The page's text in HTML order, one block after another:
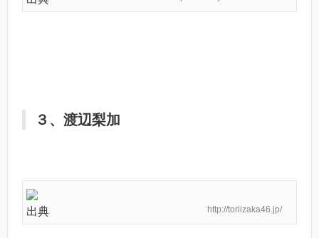
３、渡辺梨加
出典 http://toriizaka46.jp/